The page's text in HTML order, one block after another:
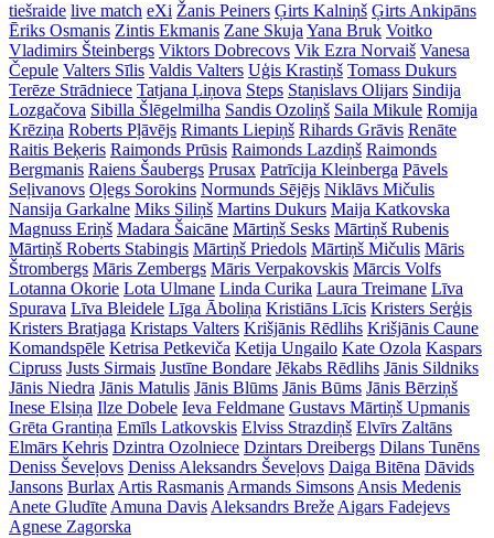
tiešraide live match eXi Žanis Peiners Ģirts Kalniņš Ģirts Ankipāns
Ēriks Osmanis Zintis Ekmanis Zane Skuja Yana Bruk Voitko
Vladimirs Šteinbergs Viktors Dobrecovs Vik Ezra Norvaiš Vanesa
Čepule Valters Sīlis Valdis Valters Uģis Krastiņš Tomass Dukurs
Terēze Strādniece Tatjana Ļiņova Steps Staņislavs Olijars Sindija
Lozgačova Sibilla Šlēgelmilha Sandis Ozoliņš Saila Mikule Romija
Krēziņa Roberts Pļāvējs Rimants Liepiņš Rihards Grāvis Renāte
Raitis Beķeris Raimonds Prūsis Raimonds Lazdiņš Raimonds
Bergmanis Raiens Šaubergs Prusax Patrīcija Kleinberga Pāvels
Seļivanovs Oļegs Sorokins Normunds Sējējs Niklāvs Mičulis
Nansija Garkalne Miks Siliņš Martins Dukurs Maija Katkovska
Magnuss Eriņš Madara Šaicāne Mārtiņš Sesks Mārtiņš Rubenis
Mārtiņš Roberts Stabingis Mārtiņš Priedols Mārtiņš Mičulis Māris
Štrombergs Māris Zembergs Māris Verpakovskis Mārcis Volfs
Lotanna Okorie Lota Ulmane Linda Curika Laura Treimane Līva
Spurava Līva Bleidele Līga Āboliņa Kristiāns Līcis Kristers Serģis
Kristers Bratjaga Kristaps Valters Krišjānis Rēdlihs Krišjānis Caune
Komandspēle Ketrisa Petkeviča Ketija Ungailo Kate Ozola Kaspars
Cipruss Justs Sirmais Justīne Bondare Jēkabs Rēdlihs Jānis Sildniks
Jānis Niedra Jānis Matulis Jānis Blūms Jānis Būms Jānis Bērziņš
Inese Elsiņa Ilze Dobele Ieva Feldmane Gustavs Mārtiņš Upmanis
Grēta Grantiņa Emīls Latkovskis Elviss Strazdiņš Elvīrs Zaltāns
Elmārs Kehris Dzintra Ozolniece Dzintars Dreibergs Dilans Tunēns
Deniss Ševeļovs Deniss Aleksandrs Ševeļovs Daiga Bitēna Dāvids
Jansons Burlax Artis Rasmanis Armands Simsons Ansis Medenis
Anete Gludīte Amuna Davis Aleksandrs Breže Aigars Fadejevs
Agnese Zagorska